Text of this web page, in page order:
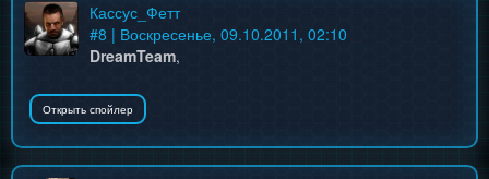
Кассус_Фетт
#8 | Воскресенье, 09.10.2011, 02:10
DreamTeam,